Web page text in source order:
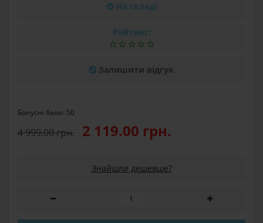
На складі
Рейтинг:
Залишити відгук
Бонусні бали: 50
4 999.00 грн. 2 119.00 грн.
Знайшли дешевше?